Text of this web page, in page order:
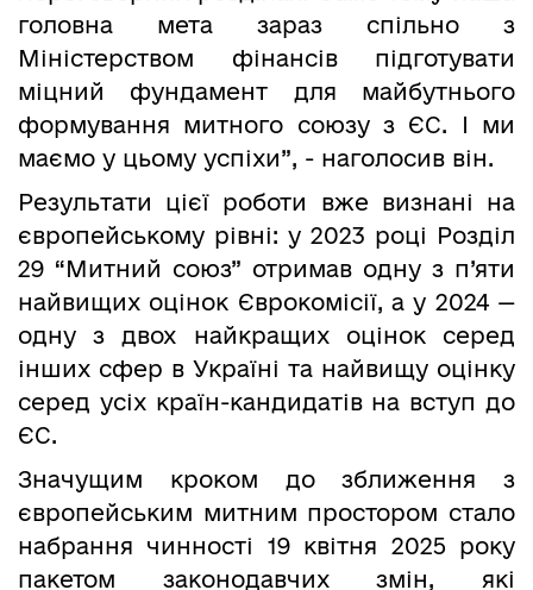
головна мета зараз спільно з
Міністерством фінансів підготувати
міцний фундамент для майбутнього
формування митного союзу з ЄС. І ми
маємо у цьому успіхи”, - наголосив він.
Результати цієї роботи вже визнані на
європейському рівні: у 2023 році Розділ
29 “Митний союз” отримав одну з п’яти
найвищих оцінок Єврокомісії, а у 2024 —
одну з двох найкращих оцінок серед
інших сфер в Україні та найвищу оцінку
серед усіх країн-кандидатів на вступ до
ЄС.
Значущим кроком до зближення з
європейським митним простором стало
набрання чинності 19 квітня 2025 року
пакетом законодавчих змін, які